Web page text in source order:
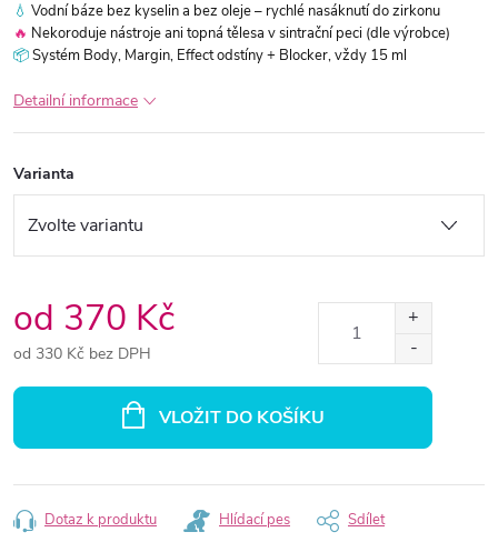
💧 Vodní báze bez kyselin a bez oleje – rychlé nasáknutí do zirkonu
🔥 Nekoroduje nástroje ani topná tělesa v sintrační peci (dle výrobce)
📦Systém Body, Margin, Effect odstíny + Blocker, vždy 15 ml
Detailní informace
Varianta
od 370 Kč
od 330 Kč bez DPH
VLOŽIT DO KOŠÍKU
Dotaz k produktu Hlídací pes Sdílet